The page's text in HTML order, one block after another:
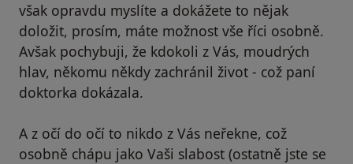
však opravdu myslíte a dokážete to nějak
doložit, prosím, máte možnost vše říci osobně.
Avšak pochybuji, že kdokoli z Vás, moudrých
hlav, někomu někdy zachránil život - což paní
doktorka dokázala.
A z očí do očí to nikdo z Vás neřekne, což
osobně chápu jako Vaši slabost (ostatně jste se